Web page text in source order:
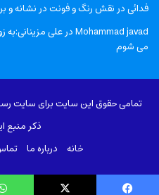
فدائیدرنقش رنگ و فونت در نشانه و
Mohammad javadدرعلی
می شوم
تمامی حقوق این سایت برای سایت
ذکر منبع
خانه
درباره‌ ما